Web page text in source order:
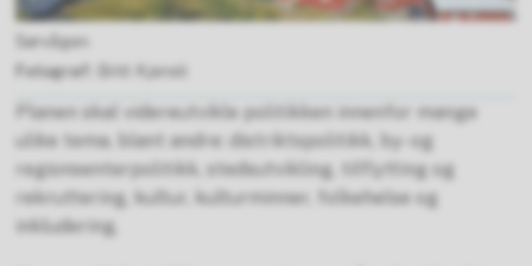
Sørvågen
Britt Kjensli
Planen skal videreutvikle politikken innenfor mange
ulike tema, blant andre: distriktspolitikk, by- og
regionsenterpolitikk, stedsutvikling, tilflytting og
rekruttering, kultur, kulturminner, folkehelse og
inkludering.